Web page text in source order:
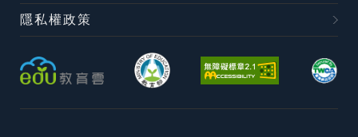
隱私權政策